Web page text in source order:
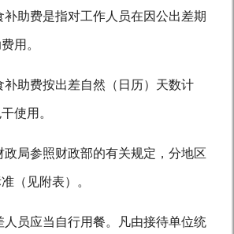
补助费是指对工作人员在因公出差期
用。
补助费按出差自然（日历）天数计
使用。
政局参照财政部的有关规定，分地区
（见附表）。
人员应当自行用餐。凡由接待单位统